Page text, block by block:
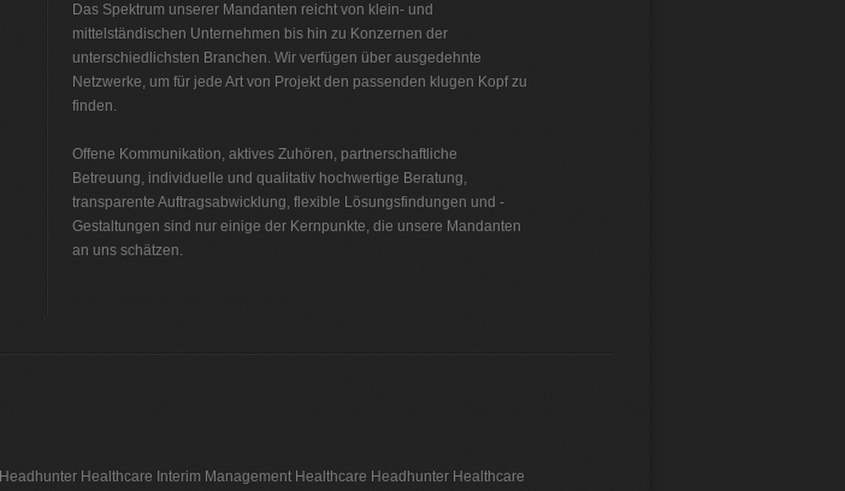
Das Spektrum unserer Mandanten reicht von klein- und
mittelständischen Unternehmen bis hin zu Konzernen der
unterschiedlichsten Branchen. Wir verfügen über ausgedehnte
Netzwerke, um für jede Art von Projekt den passenden klugen Kopf zu
finden.
Offene Kommunikation, aktives Zuhören, partnerschaftliche
Betreuung, individuelle und qualitativ hochwertige Beratung,
transparente Auftragsabwicklung, flexible Lösungsfindungen und -
Gestaltungen sind nur einige der Kernpunkte, die unsere Mandanten
an uns schätzen.
Headhunter Healthcare Interim Management Healthcare Headhunter Healthcare